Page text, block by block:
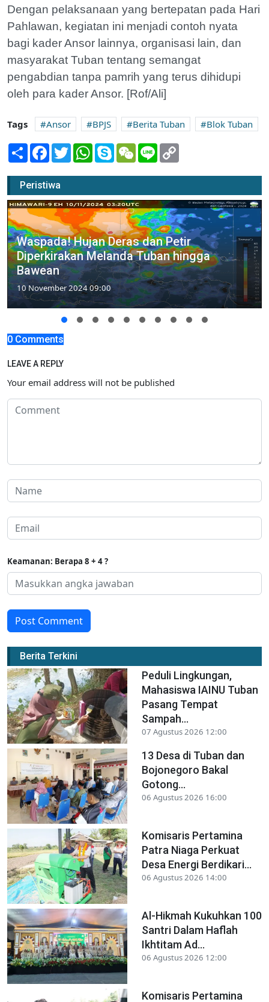
Dengan pelaksanaan yang bertepatan pada Hari
Pahlawan, kegiatan ini menjadi contoh nyata
bagi kader Ansor lainnya, organisasi lain, dan
masyarakat Tuban tentang semangat
pengabdian tanpa pamrih yang terus dihidupi
oleh para kader Ansor. [Rof/Ali]
Tags Ansor BPJS Berita Tuban
Blok Tuban
Share Facebook
TwitterWhatsApp
SkypeWeChatLine
Peristiwa
Waspada! Hujan Deras dan Petir
Diperkirakan Melanda Tuban hingga
Bawean
10 November 2024 09:00
0 Comments
LEAVE A REPLY
Your email address will not be published
Keamanan: Berapa 8 + 4 ?
Post Comment
Berita Terkini
Peduli Lingkungan,
Mahasiswa IAINU Tuban
Pasang Tempat
Sampah...
07 Agustus 2026 12:00
13 Desa di Tuban dan
Bojonegoro Bakal
Gotong...
06 Agustus 2026 16:00
Komisaris Pertamina
Patra Niaga Perkuat
Desa Energi Berdikari...
06 Agustus 2026 14:00
Al-Hikmah Kukuhkan 100
Santri Dalam Haflah
Ikhtitam Ad...
06 Agustus 2026 12:00
Komisaris Pertamina